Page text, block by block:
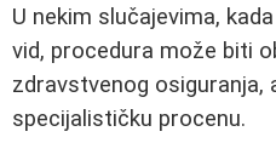
U nekim slučajevima,
vid, procedura može biti
zdravstvenog osiguranja,
specijalističku procenu.